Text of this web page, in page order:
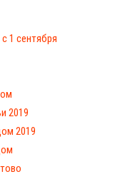
1 сентября
2019
2019